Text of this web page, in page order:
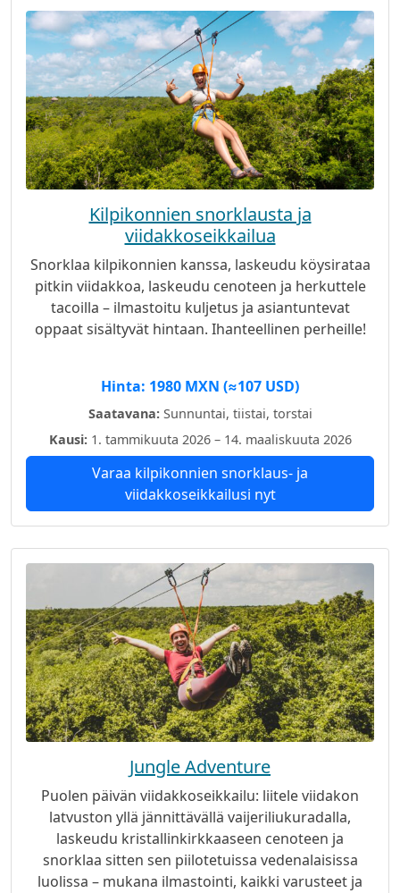
Kilpikonnien snorklausta ja
viidakkoseikkailua
Snorklaa kilpikonnien kanssa, laskeudu köysirataa
pitkin viidakkoa, laskeudu cenoteen ja herkuttele
tacoilla – ilmastoitu kuljetus ja asiantuntevat
oppaat sisältyvät hintaan. Ihanteellinen perheille!
Hinta: 1980 MXN (≈107 USD)
Saatavana:Sunnuntai, tiistai, torstai
Kausi:1. tammikuuta 2026 – 14. maaliskuuta 2026
Varaa kilpikonnien snorklaus- ja
viidakkoseikkailusi nyt
Jungle Adventure
Puolen päivän viidakkoseikkailu: liitele viidakon
latvuston yllä jännittävällä vaijeriliukuradalla,
laskeudu kristallinkirkkaaseen cenoteen ja
snorklaa sitten sen piilotetuissa vedenalaisissa
luolissa – mukana ilmastointi, kaikki varusteet ja